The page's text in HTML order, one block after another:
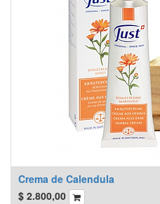
Crema de Calendula
$ 2.800,00